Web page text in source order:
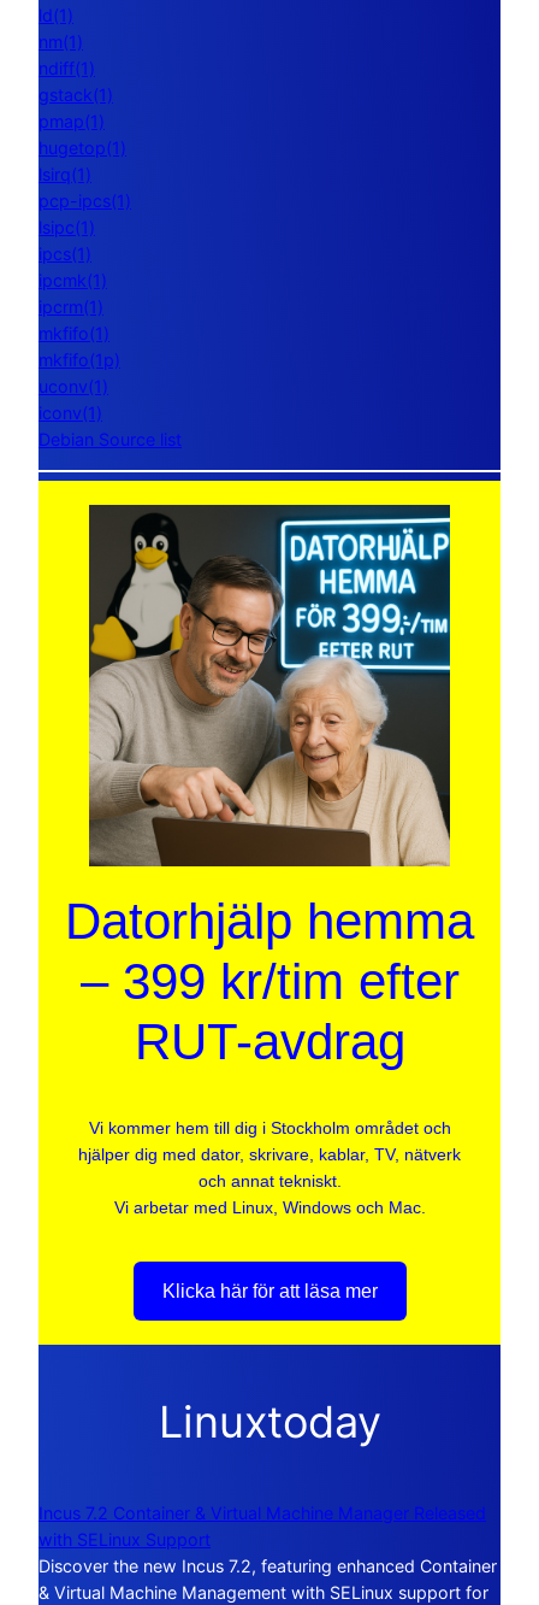
ld(1)
nm(1)
ndiff(1)
gstack(1)
pmap(1)
hugetop(1)
lsirq(1)
pcp-ipcs(1)
lsipc(1)
ipcs(1)
ipcmk(1)
ipcrm(1)
mkfifo(1)
mkfifo(1p)
uconv(1)
iconv(1)
Debian Source list
Datorhjälp hemma
– 399 kr/tim efter
RUT-avdrag
Vi kommer hem till dig i Stockholm området och
hjälper dig med dator, skrivare, kablar, TV, nätverk
och annat tekniskt.
Vi arbetar med Linux, Windows och Mac.
Klicka här för att läsa mer
Linuxtoday
Incus 7.2 Container & Virtual Machine Manager Released
with SELinux Support
Discover the new Incus 7.2, featuring enhanced Container
& Virtual Machine Management with SELinux support for